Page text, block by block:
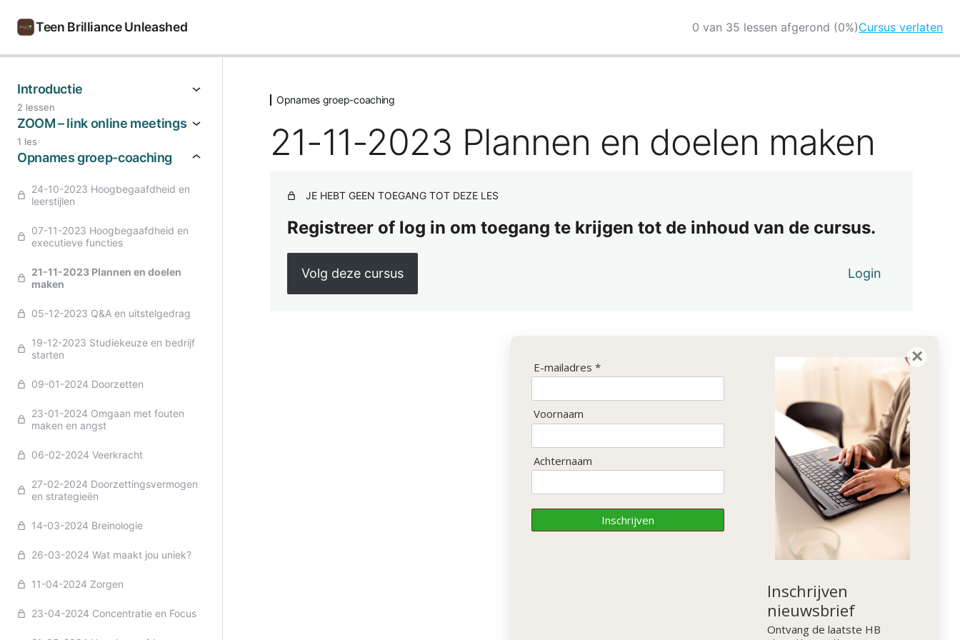
naar
inhoud
Teen Brilliance Unleashed 0 van 35 lessen afgerond (0%)Cursus verlaten
Introductie
2 lessen
ZOOM – link online meetings
1 les
Opnames groep-coaching
24-10-2023 Hoogbegaafdheid en
leerstijlen
07-11-2023 Hoogbegaafdheid en
executieve functies
21-11-2023 Plannen en doelen
maken
05-12-2023 Q&A en uitstelgedrag
19-12-2023 Studiekeuze en bedrijf
starten
09-01-2024 Doorzetten
23-01-2024 Omgaan met fouten
maken en angst
06-02-2024 Veerkracht
27-02-2024 Doorzettingsvermogen
en strategieën
14-03-2024 Breinologie
26-03-2024 Wat maakt jou uniek?
11-04-2024 Zorgen
23-04-2024 Concentratie en Focus
Opnames groep-coaching
21-11-2023 Plannen en doelen maken
JE HEBT GEEN TOEGANG TOT DEZE LES
Registreer of log in om toegang te krijgen tot de inhoud van de cursus.
Volg deze cursus Login
×
E-mailadres *
Voornaam
Achternaam
Inschrijven
Inschrijven
nieuwsbrief
Ontvang de laatste HB